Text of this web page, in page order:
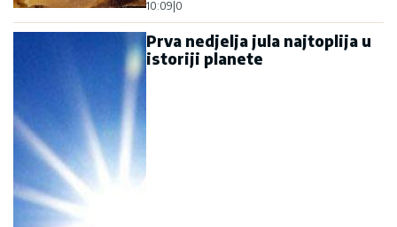
10:09|0
Prva nedjelja jula najtoplija u
istoriji planete